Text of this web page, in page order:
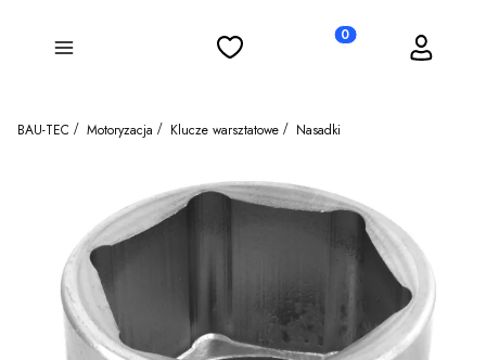
Menu Ulubione Produkty w koszyku:
Koszyk Zaloguj się
BAU-TEC Motoryzacja Klucze warsztatowe Nasadki